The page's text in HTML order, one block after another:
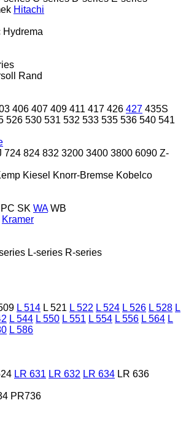
Hitachi
Hydrema
Rand
406 407 409 411 417 426 427 435S
526 530 531 532 533 535 536 540 541
724 824 832 3200 3400 3800 6090 Z-
Kiesel Knorr-Bremse Kobelco
PC SK WA WB
Kramer
L-series R-series
L 514 L 521 L 522 L 524 L 526 L 528 L
L 544 L 550 L 551 L 554 L 556 L 564 L
L 586
LR 631 LR 632 LR 634 LR 636
PR736